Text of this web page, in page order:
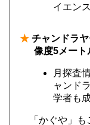
イエンス
★ チャンドラ
像度5メート
月探査
ャンド
学者も
「かぐや」